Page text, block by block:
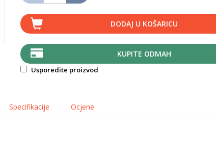
DODAJ U KOŠARICU
KUPITE ODMAH
Usporedite proizvod
Specifikacije Ocjene